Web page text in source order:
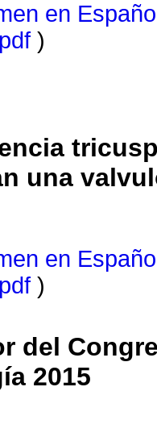
en
pdf )
una
en
pdf )
del
2015